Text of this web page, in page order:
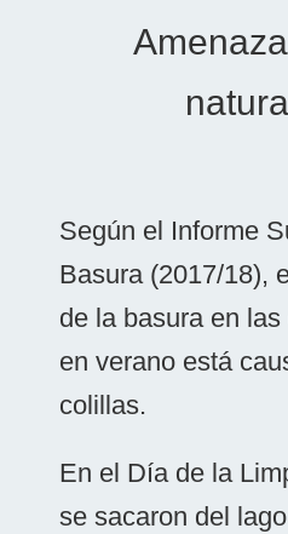
Según el Informe
Basura (2017/18),
de la basura en
en verano está
colillas.
En el Día de la
se sacaron del